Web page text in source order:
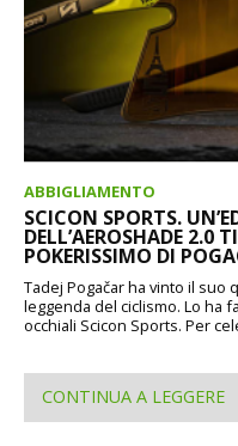
ABBIGLIAMENTO
SCICON SPORTS.
DELL’AEROSHADE 2.0
POKERISSIMO DI
Tadej Pogačar ha vinto il suo
leggenda del ciclismo. Lo ha
occhiali Scicon Sports. Per
CONTINUA A LEGGERE